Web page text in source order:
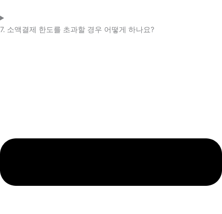
7. 소액결제 한도를 초과할 경우 어떻게 하나요?